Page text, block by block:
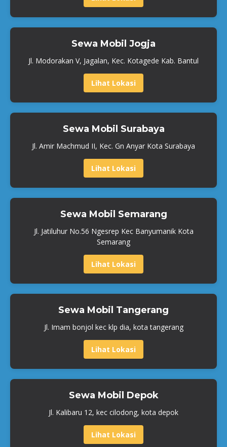
Sewa Mobil Jogja
Jl. Modorakan V, Jagalan, Kec. Kotagede Kab. Bantul
Lihat Lokasi
Sewa Mobil Surabaya
Jl. Amir Machmud II, Kec. Gn Anyar Kota Surabaya
Lihat Lokasi
Sewa Mobil Semarang
Jl. Jatiluhur No.56 Ngesrep Kec Banyumanik Kota
Semarang
Lihat Lokasi
Sewa Mobil Tangerang
Jl. Imam bonjol kec klp dia, kota tangerang
Lihat Lokasi
Sewa Mobil Depok
Jl. Kalibaru 12, kec cilodong, kota depok
Lihat Lokasi